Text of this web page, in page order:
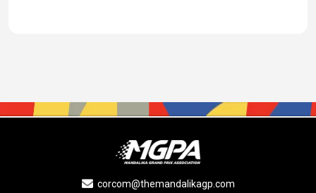
corcom@themandalikagp.com